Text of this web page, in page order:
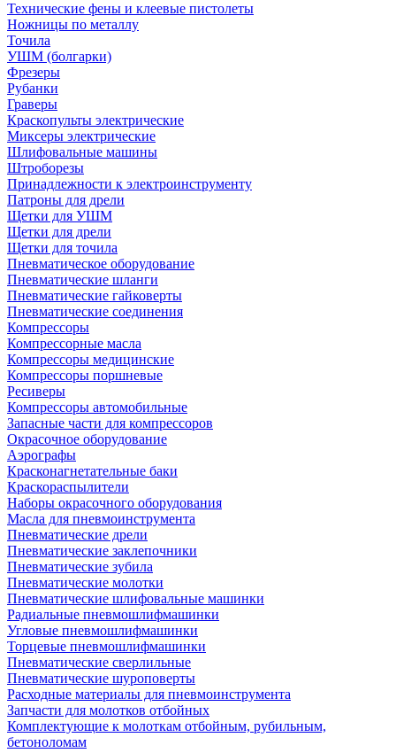
Технические фены и клеевые пистолеты
Ножницы по металлу
Точила
УШМ (болгарки)
Фрезеры
Рубанки
Граверы
Краскопульты электрические
Миксеры электрические
Шлифовальные машины
Штроборезы
Принадлежности к электроинструменту
Патроны для дрели
Щетки для УШМ
Щетки для дрели
Щетки для точила
Пневматическое оборудование
Пневматические шланги
Пневматические гайковерты
Пневматические соединения
Компрессоры
Компрессорные масла
Компрессоры медицинские
Компрессоры поршневые
Ресиверы
Компрессоры автомобильные
Запасные части для компрессоров
Окрасочное оборудование
Аэрографы
Красконагнетательные баки
Краскораспылители
Наборы окрасочного оборудования
Масла для пневмоинструмента
Пневматические дрели
Пневматические заклепочники
Пневматические зубила
Пневматические молотки
Пневматические шлифовальные машинки
Радиальные пневмошлифмашинки
Угловые пневмошлифмашинки
Торцевые пневмошлифмашинки
Пневматические сверлильные
Пневматические шуроповерты
Расходные материалы для пневмоинструмента
Запчасти для молотков отбойных
Комплектующие к молоткам отбойным, рубильным,
бетоноломам